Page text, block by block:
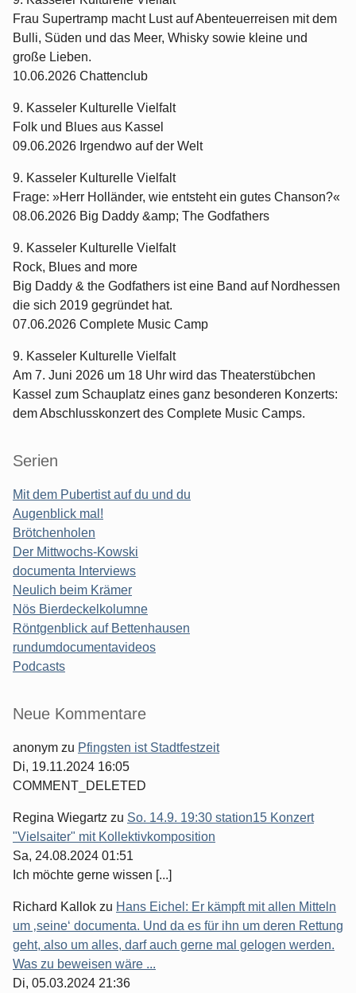
Frau Supertramp macht Lust auf Abenteuerreisen mit dem
Bulli, Süden und das Meer, Whisky sowie kleine und
große Lieben.
10.06.2026 Chattenclub
9. Kasseler Kulturelle Vielfalt
Folk und Blues aus Kassel
09.06.2026 Irgendwo auf der Welt
9. Kasseler Kulturelle Vielfalt
Frage: »Herr Holländer, wie entsteht ein gutes Chanson?«
08.06.2026 Big Daddy &amp; The Godfathers
9. Kasseler Kulturelle Vielfalt
Rock, Blues and more
Big Daddy & the Godfathers ist eine Band auf Nordhessen
die sich 2019 gegründet hat.
07.06.2026 Complete Music Camp
9. Kasseler Kulturelle Vielfalt
Am 7. Juni 2026 um 18 Uhr wird das Theaterstübchen
Kassel zum Schauplatz eines ganz besonderen Konzerts:
dem Abschlusskonzert des Complete Music Camps.
Serien
Mit dem Pubertist auf du und du
Augenblick mal!
Brötchenholen
Der Mittwochs-Kowski
documenta Interviews
Neulich beim Krämer
Nös Bierdeckelkolumne
Röntgenblick auf Bettenhausen
rundumdocumentavideos
Podcasts
Seitenleiste
Neue Kommentare
anonym zu Pfingsten ist Stadtfestzeit
Di, 19.11.2024 16:05
COMMENT_DELETED
Regina Wiegartz zu So. 14.9. 19:30 station15 Konzert
"Vielsaiter" mit Kollektivkomposition
Sa, 24.08.2024 01:51
Ich möchte gerne wissen [...]
Richard Kallok zu Hans Eichel: Er kämpft mit allen Mitteln
um ‚seine‘ documenta. Und da es für ihn um deren Rettung
geht, also um alles, darf auch gerne mal gelogen werden.
Was zu beweisen wäre ...
Di, 05.03.2024 21:36